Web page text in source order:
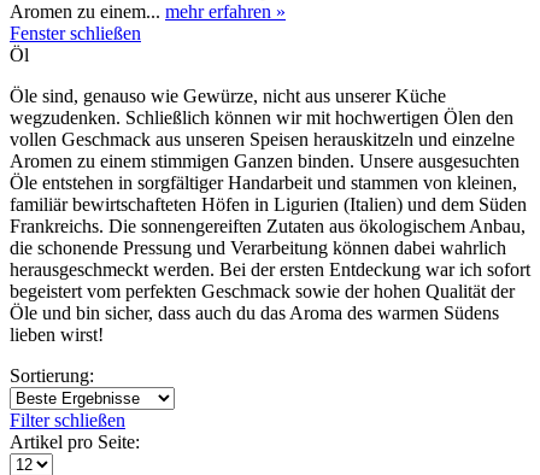
Aromen zu einem... mehr erfahren »
Fenster schließen
Öl
Öle sind, genauso wie Gewürze, nicht aus unserer Küche
wegzudenken. Schließlich können wir mit hochwertigen Ölen den
vollen Geschmack aus unseren Speisen herauskitzeln und einzelne
Aromen zu einem stimmigen Ganzen binden. Unsere ausgesuchten
Öle entstehen in sorgfältiger Handarbeit und stammen von kleinen,
familiär bewirtschafteten Höfen in Ligurien (Italien) und dem Süden
Frankreichs. Die sonnengereiften Zutaten aus ökologischem Anbau,
die schonende Pressung und Verarbeitung können dabei wahrlich
herausgeschmeckt werden. Bei der ersten Entdeckung war ich sofort
begeistert vom perfekten Geschmack sowie der hohen Qualität der
Öle und bin sicher, dass auch du das Aroma des warmen Südens
lieben wirst!
Sortierung:
Filter schließen
Artikel pro Seite: